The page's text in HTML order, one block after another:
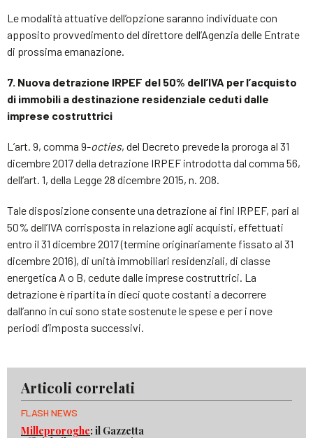
Le modalità attuative dell’opzione saranno individuate con
apposito provvedimento del direttore dell’Agenzia delle Entrate
di prossima emanazione.
7. Nuova detrazione IRPEF del 50% dell’IVA per l’acquisto
di immobili a destinazione residenziale ceduti dalle
imprese costruttrici
L’art. 9, comma 9-octies, del Decreto prevede la proroga al 31
dicembre 2017 della detrazione IRPEF introdotta dal comma 56,
dell’art. 1, della Legge 28 dicembre 2015, n. 208.
Tale disposizione consente una detrazione ai fini IRPEF, pari al
50% dell’IVA corrisposta in relazione agli acquisti, effettuati
entro il 31 dicembre 2017 (termine originariamente fissato al 31
dicembre 2016), di unità immobiliari residenziali, di classe
energetica A o B, cedute dalle imprese costruttrici. La
detrazione è ripartita in dieci quote costanti a decorrere
dall’anno in cui sono state sostenute le spese e per i nove
periodi d’imposta successivi.
Articoli correlati
FLASH NEWS
Milleproroghe: il Gazzetta